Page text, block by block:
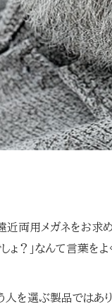
近両用メガネをお求
ょ？」なんて言葉をよ
を選ぶ製品ではあ